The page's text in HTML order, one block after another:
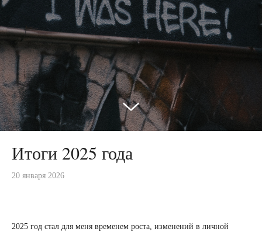
Итоги 2025 года
20 января 2026
2025 год стал для меня временем роста, изменений в личной